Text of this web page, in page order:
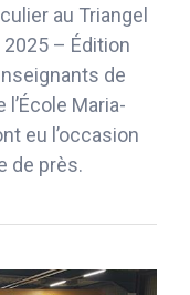
au Triangel
2025 – Édition
de
l’École Maria-
eu l’occasion
de près.